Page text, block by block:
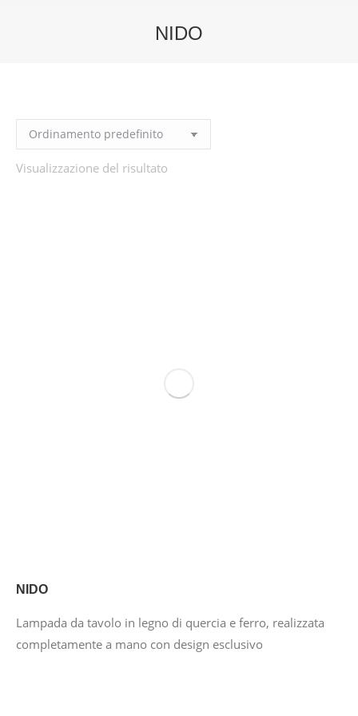
NIDO
Visualizzazione del risultato
NIDO
Lampada da tavolo in legno di quercia e ferro, realizzata
completamente a mano con design esclusivo